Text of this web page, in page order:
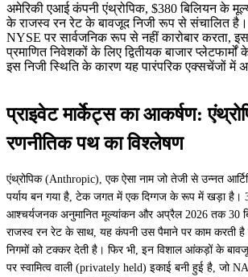
अमेरिकी एआई कंपनी एंथ्रोपिक, $380 बिलियन के
के राजस्व रन रेट के बावजूद निजी रूप से संचालित
NYSE पर सार्वजनिक रूप से नहीं कारोबार करता,
प्रमाणित निवेशकों के लिए द्वितीयक बाजार
इस निजी स्थिति के कारण यह पारंपरिक एक्सचेंजों में
प्राइवेट मार्केट्स का आकर्षण:
रणनीतिक पथ का विश्लेषण
एंथ्रोपिक (Anthropic), एक ऐसा नाम जो तेजी से उन्नत
पर्याय बन गया है, टेक जगत में एक दिग्गज के रूप में खड़ा है।
आश्चर्यजनक अनुमानित मूल्यांकन और अप्रैल 2026 तक 30
राजस्व रन रेट के साथ, यह कंपनी उस पैमाने पर काम करती है
निगमों को टक्कर देती है। फिर भी, इन विशाल आंकड़ों के
पर स्वामित्व वाली (privately held) इकाई बनी हुई है, जो